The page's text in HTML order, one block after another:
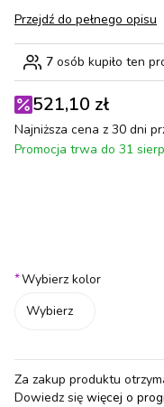
Przejdź do pełnego opisu
7 osób kupiło ten
521,10 zł
Najniższa cena z 30 dni
Promocja trwa do 31
Poszczególne warianty
*Wybierz kolor
Wybierz
Za zakup produktu
Dowiedz się więcej o